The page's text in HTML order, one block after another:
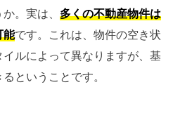
。実は、 多くの不動産物件は
能です。これは、物件の空き状
ルによって異なりますが、基
ということです。